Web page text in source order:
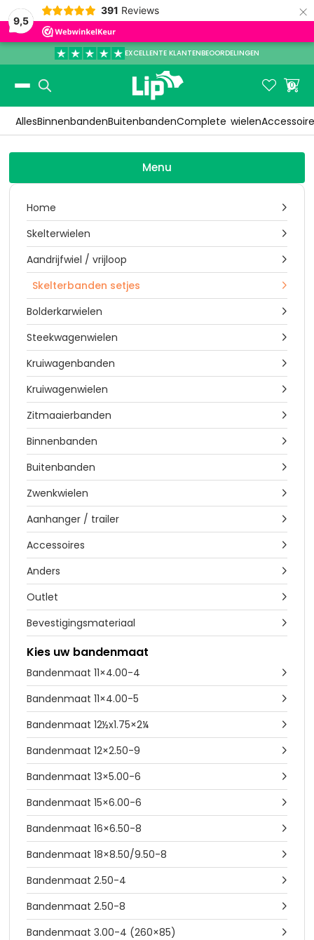
9,5
391 Reviews ×
EXCELLENTE KLANTENBEOORDELINGEN
Slide 3 of 3.
 
0
AllesBinnenbandenBuitenbandenComplete wielen
Menu
Home 
Skelterwielen 
Aandrijfwiel / vrijloop 
Skelterbanden setjes 
Bolderkarwielen 
Steekwagenwielen 
Kruiwagenbanden 
Kruiwagenwielen 
Zitmaaierbanden 
Binnenbanden 
Buitenbanden 
Zwenkwielen 
Aanhanger / trailer 
Accessoires 
Anders 
Outlet 
Bevestigingsmateriaal 
Kies uw bandenmaat
Bandenmaat 11×4.00-4 
Bandenmaat 11×4.00-5 
Bandenmaat 12½x1.75×2¼ 
Bandenmaat 12×2.50-9 
Bandenmaat 13×5.00-6 
Bandenmaat 15×6.00-6 
Bandenmaat 16×6.50-8 
Bandenmaat 18×8.50/9.50-8 
Bandenmaat 2.50-4 
Bandenmaat 2.50-8 
Bandenmaat 3.00-4 (260×85) 